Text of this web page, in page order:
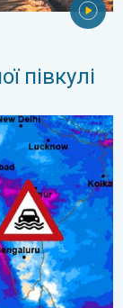
півкулі